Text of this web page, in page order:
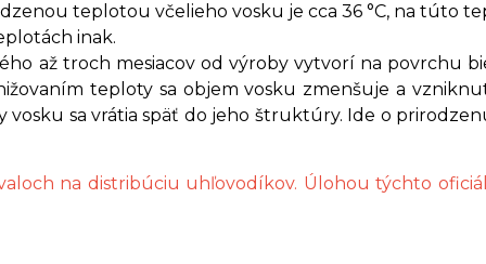
teplotou včelieho vosku je cca 36 °C, na túto
inak.
až troch mesiacov od výroby vytvorí na povrchu
teploty sa objem vosku zmenšuje a
sa vrátia späť do jeho štruktúry. Ide o
na distribúciu uhľovodíkov. Úlohou týchto